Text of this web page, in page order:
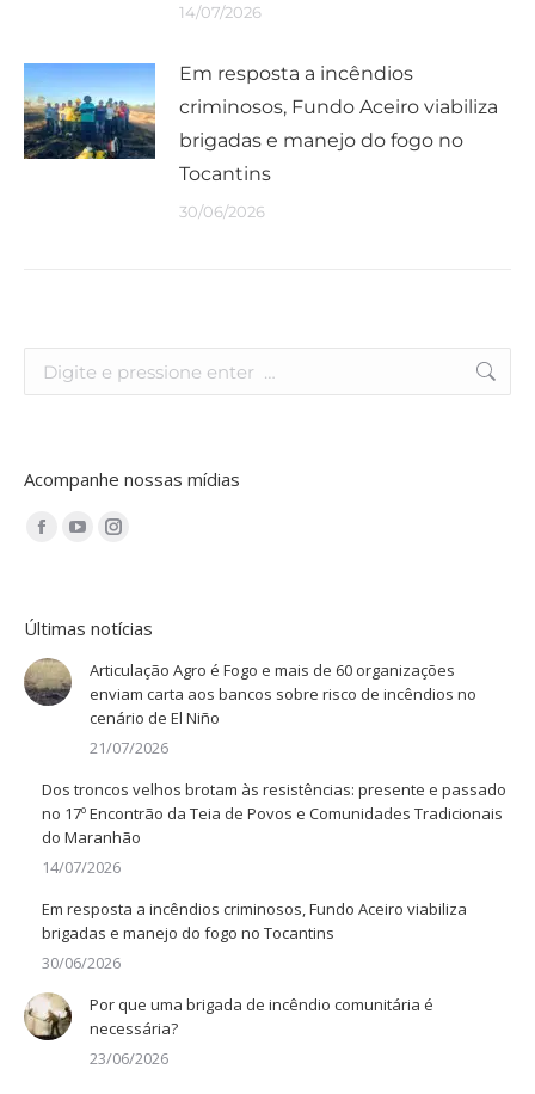
14/07/2026
Em resposta a incêndios
criminosos, Fundo Aceiro viabiliza
brigadas e manejo do fogo no
Tocantins
30/06/2026
Acompanhe nossas mídias
Encontre-nos em:
Últimas notícias
Articulação Agro é Fogo e mais de 60 organizações
enviam carta aos bancos sobre risco de incêndios no
cenário de El Niño
21/07/2026
Dos troncos velhos brotam às resistências: presente e passado
no 17º Encontrão da Teia de Povos e Comunidades Tradicionais
do Maranhão
14/07/2026
Em resposta a incêndios criminosos, Fundo Aceiro viabiliza
brigadas e manejo do fogo no Tocantins
30/06/2026
Por que uma brigada de incêndio comunitária é
necessária?
23/06/2026